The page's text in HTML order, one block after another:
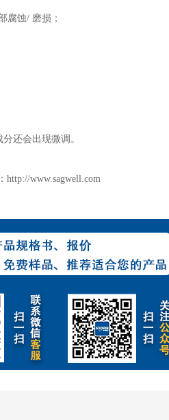
腐蚀/ 磨损；
分还会出现微调。
www.sagwell.com